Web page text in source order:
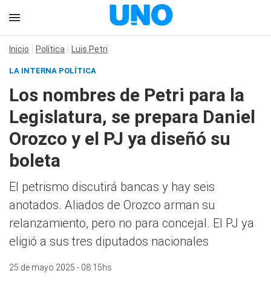
Inicio Política Luis Petri
LA INTERNA POLÍTICA
Los nombres de Petri para la
Legislatura, se prepara Daniel
Orozco y el PJ ya diseñó su
boleta
El petrismo discutirá bancas y hay seis
anotados. Aliados de Orozco arman su
relanzamiento, pero no para concejal. El PJ ya
eligió a sus tres diputados nacionales
25 de mayo 2025 - 08:15hs